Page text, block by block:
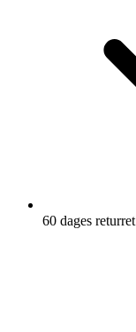
60 dages returret